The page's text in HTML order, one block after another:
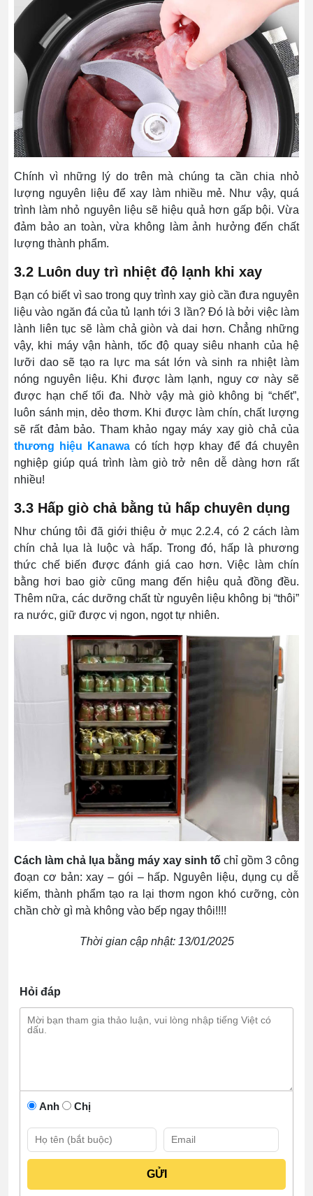
Chính vì những lý do trên mà chúng ta cần chia nhỏ
lượng nguyên liệu để xay làm nhiều mẻ. Như vậy, quá
trình làm nhỏ nguyên liệu sẽ hiệu quả hơn gấp bội. Vừa
đảm bảo an toàn, vừa không làm ảnh hưởng đến chất
lượng thành phẩm.
3.2 Luôn duy trì nhiệt độ lạnh khi xay
Bạn có biết vì sao trong quy trình xay giò cần đưa nguyên
liệu vào ngăn đá của tủ lạnh tới 3 lần? Đó là bởi việc làm
lành liên tục sẽ làm chả giòn và dai hơn. Chẳng những
vậy, khi máy vận hành, tốc độ quay siêu nhanh của hệ
lưỡi dao sẽ tạo ra lực ma sát lớn và sinh ra nhiệt làm
nóng nguyên liệu. Khi được làm lạnh, nguy cơ này sẽ
được hạn chế tối đa. Nhờ vậy mà giò không bị “chết”,
luôn sánh mịn, dẻo thơm. Khi được làm chín, chất lượng
sẽ rất đảm bảo. Tham khảo ngay máy xay giò chả của
thương hiệu Kanawa có tích hợp khay để đá chuyên
nghiệp giúp quá trình làm giò trở nên dễ dàng hơn rất
nhiều!
3.3 Hấp giò chả bằng tủ hấp chuyên dụng
Như chúng tôi đã giới thiệu ở mục 2.2.4, có 2 cách làm
chín chả lụa là luộc và hấp. Trong đó, hấp là phương
thức chế biến được đánh giá cao hơn. Việc làm chín
bằng hơi bao giờ cũng mang đến hiệu quả đồng đều.
Thêm nữa, các dưỡng chất từ nguyên liệu không bị “thôi”
ra nước, giữ được vị ngon, ngọt tự nhiên.
Cách làm chả lụa bằng máy xay sinh tố chỉ gồm 3 công
đoạn cơ bản: xay – gói – hấp. Nguyên liệu, dụng cụ dễ
kiếm, thành phẩm tạo ra lại thơm ngon khó cưỡng, còn
chần chờ gì mà không vào bếp ngay thôi!!!!
Thời gian cập nhật: 13/01/2025
Hỏi đáp
Anh Chị